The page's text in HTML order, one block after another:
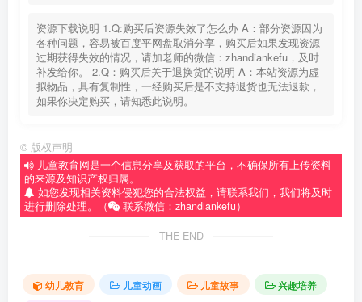
资源下载说明 1.Q:购买后资源失效了怎么办 A：部分资源因为
各种问题，容易被百度平网盘取消分享，购买后如果发现资源
过期获得失效的情况，请加老师的微信：zhandiankefu，及时
补发给你。 2.Q：购买后关于退换货的说明 A：本站资源为虚
拟物品，具有复制性，一经购买后是不支持退货也无法退款，
如果你决定购买，请知悉此说明。
© 版权声明
儿童教育网是一个信息分享及获取的平台，不确保所有上传资料
的来源及知识产权归属。
如您发现相关资料侵犯您的合法权益，请联系我们，我们将及时
进行删除处理。（
联系微信：zhandiankefu）
THE END
幼儿教育 儿童动画 儿童故事
兴趣培养